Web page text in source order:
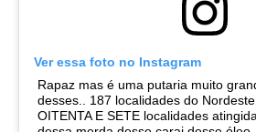
Ver essa foto no Instagram
Rapaz mas é uma putaria muito
desses.. 187 localidades do
OITENTA E SETE localidades